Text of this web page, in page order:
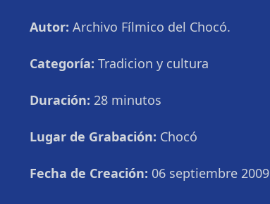
Autor: Archivo Fílmico del Chocó.
Categoría: Tradicion y cultura
Duración: 28 minutos
Lugar de Grabación: Chocó
Fecha de Creación: 06 septiembre 2009